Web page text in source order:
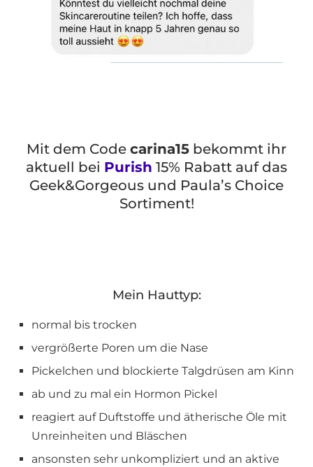
Mit dem Code carina15 bekommt ihr
aktuell bei Purish 15% Rabatt auf das
Geek&Gorgeous und Paula’s Choice
Sortiment!
Mein Hauttyp:
normal bis trocken
vergrößerte Poren um die Nase
Pickelchen und blockierte Talgdrüsen am Kinn
ab und zu mal ein Hormon Pickel
reagiert auf Duftstoffe und ätherische Öle mit
Unreinheiten und Bläschen
ansonsten sehr unkompliziert und an aktive